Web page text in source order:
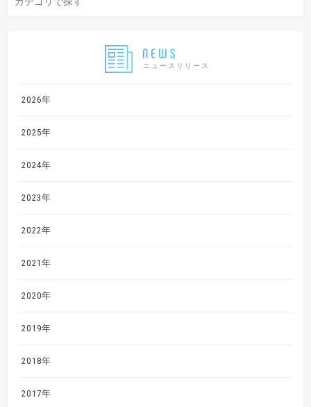
ニュースリリース
2026年
2025年
2024年
2023年
2022年
2021年
2020年
2019年
2018年
2017年